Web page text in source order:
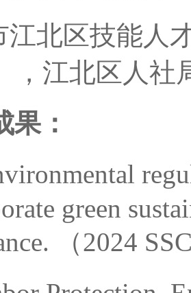
江北区技能人
，江北区人社
果：
green
（2024